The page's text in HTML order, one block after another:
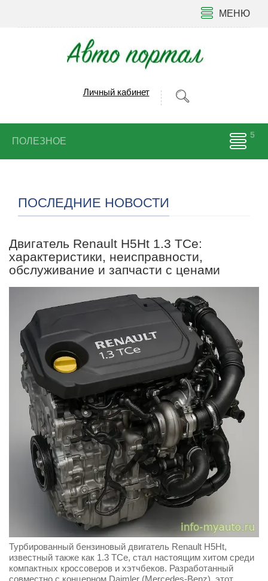
МЕНЮ
Личный кабинет
ПОЛЕЗНОЕ
ПОСЛЕДНИЕ НОВОСТИ
Двигатель Renault H5Ht 1.3 TCe:
характеристики, неисправности,
обслуживание и запчасти с ценами
Турбированный бензиновый двигатель Renault H5Ht,
известный также как 1.3 TCe, стал настоящим хитом среди
компактных кроссоверов и хэтчбеков. Разработанный
совместно с концерном Daimler (Mercedes-Benz), этот